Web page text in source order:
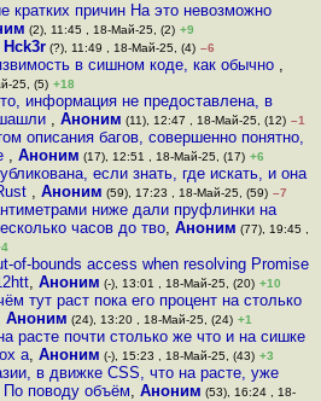
кратких причин На это невозможно
(2), 11:45 , 18-Май-25, (2) +9
Hck3r(?), 11:49 , 18-Май-25, (4) –6
в сишном коде, как обычно ,
25, (5) +18
информация не предоставлена, в
,Аноним (11), 12:47 , 18-Май-25, (12) –1
описания багов, совершенно понятно,
, Аноним (17), 12:51 , 18-Май-25, (17) +6
если знать, где искать, и она
, Аноним (59), 17:23 , 18-Май-25, (59) –7
ниже дали пруфлинки на
часов до тво,Аноним (77), 19:45 ,
of-bounds access when resolving Promise
, Аноним (-), 13:01 , 18-Май-25, (20) +10
тут раст пока его процент на столько
Аноним (24), 13:20 , 18-Май-25, (24) +1
расте почти столько же что и на сишке
a, Аноним (-), 15:23 , 18-Май-25, (43) +3
в движке CSS, что на расте, уже
поводу объём, Аноним (53), 16:24 , 18-